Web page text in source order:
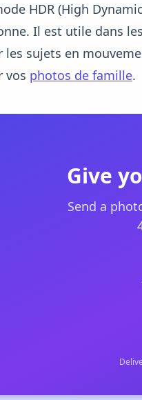
HDR (High
Il est utile dans
les sujets en
vos photos de famille.
Give
Send a